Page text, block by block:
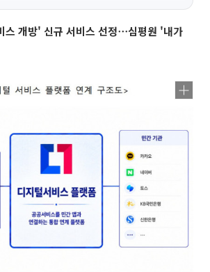
스 개방' 신규 서비스 선정⋯심평원 '내가